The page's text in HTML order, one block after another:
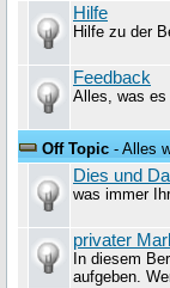
Hilfe
Hilfe zu der
Feedback
Alles, was es
Off Topic - Alles
Dies und
was immer
privater
In diesem
aufgeben.